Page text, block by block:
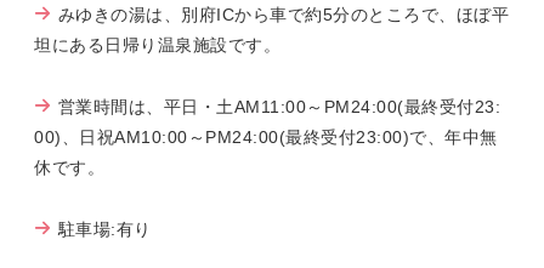
みゆきの湯は、別府ICから車で約5分のところで、ほぼ平
坦にある日帰り温泉施設です。
営業時間は、平日・土AM11:00～PM24:00(最終受付23:
00)、日祝AM10:00～PM24:00(最終受付23:00)で、年中無
休です。
駐車場:有り